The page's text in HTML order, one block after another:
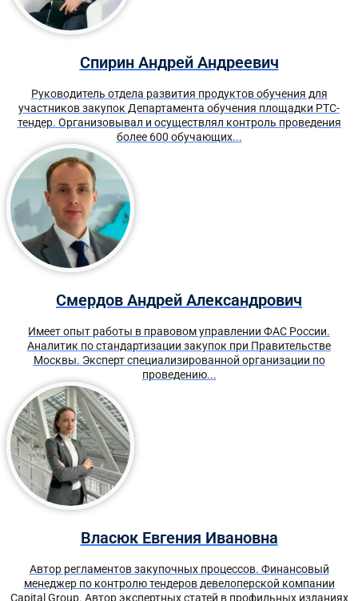
Спирин Андрей Андреевич
Руководитель отдела развития продуктов обучения для
участников закупок Департамента обучения площадки РТС-
тендер. Организовывал и осуществлял контроль проведения
более 600 обучающих...
Смердов Андрей Александрович
Имеет опыт работы в правовом управлении ФАС России.
Аналитик по стандартизации закупок при Правительстве
Москвы. Эксперт специализированной организации по
проведению...
Власюк Евгения Ивановна
Автор регламентов закупочных процессов. Финансовый
менеджер по контролю тендеров девелоперской компании
Capital Group. Автор экспертных статей в профильных изданиях